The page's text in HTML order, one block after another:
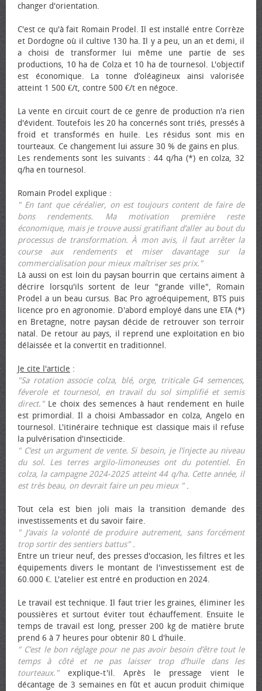
changer d'orientation.
C'est ce qu'à fait Romain Prodel. Il est installé entre Corrèze
et Dordogne où il cultive 130 ha. Il y a peu, un an et demi, il
a choisi de transformer lui même une partie de ses
productions, 10 ha de Colza et 10 ha de tournesol. L'objectif
est économique. La tonne d’oléagineux ainsi valorisée
atteint 1 500 €/t, contre 500 €/t en négoce.
La vente en circuit court de ce genre de production n'a rien
d'évident. Toutefois les 20 ha concernés sont triés, pressés à
froid et transformés en huile. Les résidus sont mis en
tourteaux. Ce changement lui assure 30 % de gains en plus.
Les rendements sont les suivants : 44 q/ha (*) en colza, 32
q/ha en tournesol.
Romain Prodel explique :
" En tant que céréalier, on est toujours content de faire de
bons rendements. Ma motivation première reste
économique, mais je trouve aussi gratifiant d’aller au bout du
processus de transformation. À mon avis, il faut arrêter la
course aux rendements et miser davantage sur la
commercialisation pour mieux maîtriser ses prix."
Là aussi on est loin du paysan bourrin que certains aiment à
décrire lorsqu'ils sortent de leur "grande ville", Romain
Prodel a un beau cursus. Bac Pro agroéquipement, BTS puis
licence pro en agronomie. D'abord employé dans une ETA (*)
en Bretagne, notre paysan décide de retrouver son terroir
natal. De retour au pays, il reprend une exploitation en bio
délaissée et la convertit en traditionnel.
Je cite l'article :
"Sa rotation associe colza, blé, orge, triticale G4 semences,
féverole et tournesol, en travail du sol simplifié et semis
direct."Le choix des semences à haut rendement en huile
est primordial. Il a choisi Ambassador en colza, Angelo en
tournesol. L'itinéraire technique est classique mais il refuse
la pulvérisation d'insecticide.
" C’est un argument de vente. Si besoin, je l’injecte au niveau
du sol. Les terres argilo-limoneuses ont du potentiel. En
colza, la campagne 2024-2025 atteint 44 q/ha. Cette année, il
est très beau, on devrait faire un peu mieux ".
Tout cela est bien joli mais la transition demande des
investissements et du savoir faire.
" J’avais la volonté de produire autrement, sans forcément
trop sortir des sentiers battus".
Entre un trieur neuf, des presses d'occasion, les filtres et les
équipements divers le montant de l'investissement est de
60.000 €. L'atelier est entré en production en 2024.
Le travail est technique. Il faut trier les graines, éliminer les
poussières et surtout éviter tout échauffement. Ensuite le
temps de travail est long, presser 200 kg de matière brute
prend 6 à 7 heures pour obtenir 80 L d'huile.
" C’est le bon réglage pour ne pas avoir besoin d’être tout le
temps à côté et ne pas laisser trop d’huile dans les
tourteaux."explique-t'il. Après le pressage vient le
décantage de 3 semaines en fût et aucun produit chimique